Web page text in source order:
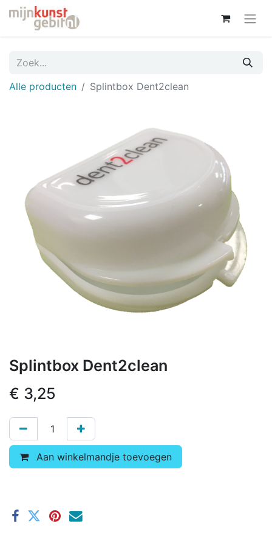
Alle producten Splintbox Dent2clean
Splintbox Dent2clean
€ 3,25
Aan winkelmandje toevoegen